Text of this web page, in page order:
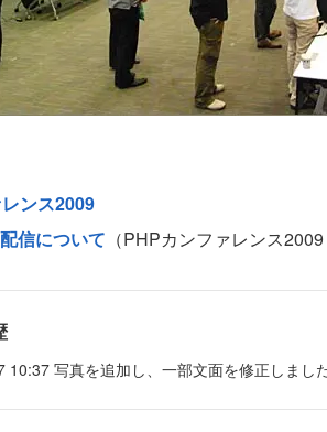
ンス2009
信について （PHPカンファレンス
10:37 写真を追加し、一部文面を修正しました